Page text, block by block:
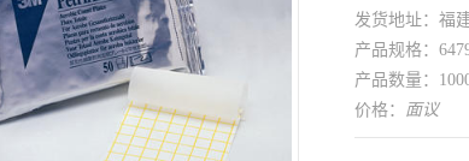
发货地址：福
产品规格：
产品数量：
价格： 面议